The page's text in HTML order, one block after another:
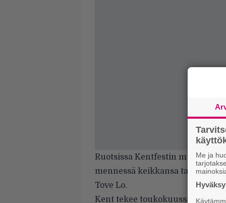
Ruotsissa Kentfestin muut
mennessä keikkansa
Tove Lo.
Kent tekee toukokuussa
Me ja